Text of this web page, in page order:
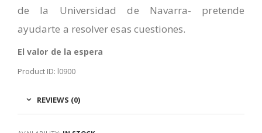
de la Universidad de Navarra- pretende
ayudarte a resolver esas cuestiones.
El valor de la espera
Product ID: l0900
REVIEWS (0)